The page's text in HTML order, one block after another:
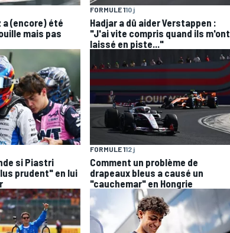
a (encore) été
mais pas
FORMULE 110 j
Hadjar a dû aider Verstappen :
"J'ai vite compris quand ils m'ont
laissé en piste..."
si Piastri
prudent" en lui
FORMULE 112 j
Comment un problème de
drapeaux bleus a causé un
"cauchemar" en Hongrie